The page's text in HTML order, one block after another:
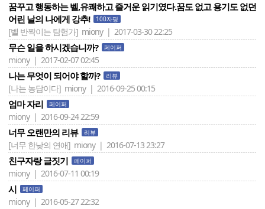
꿈꾸고 행동하는 벨,유쾌하고 즐거운 읽기였다.꿈도 없고 용기도 없던
어린 날의 나에게 강추!
100자평
[벨 반짝이는 탐험가] miony | 2017-03-30 22:25
무슨 일을 하시겠습니까? 페이퍼
miony | 2017-02-07 02:45
나는 무엇이 되어야 할까? 리뷰
[나는 농담이다] miony | 2016-09-25 00:15
엄마 자리 페이퍼
miony | 2016-09-24 22:59
너무 오랜만의 리뷰 리뷰
[너무 한낮의 연애] miony | 2016-07-13 23:27
친구자랑 글짓기 페이퍼
miony | 2016-07-11 00:19
시 페이퍼
miony | 2016-05-27 22:32